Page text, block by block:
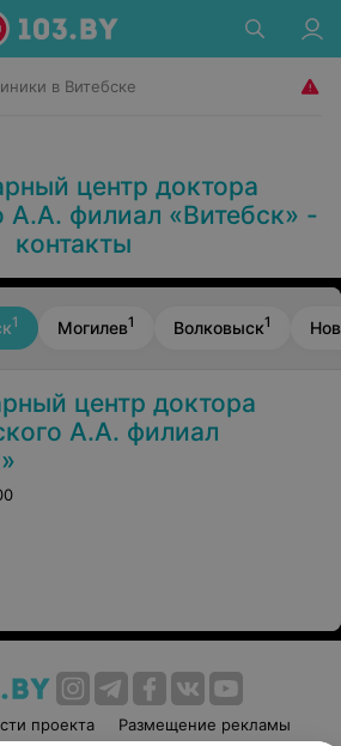
в Витебске
центр доктора
А.А. филиал «Витебск» -
контакты
1 Могилев1 Волковыск1
центр доктора
А.А. филиал
проекта
Размещение рекламы